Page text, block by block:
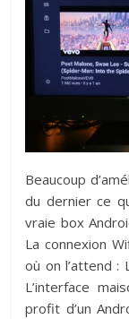
Beaucoup
du dernier ce
vraie box
La connexion
où on l’attend :
L’interface
profit d’un